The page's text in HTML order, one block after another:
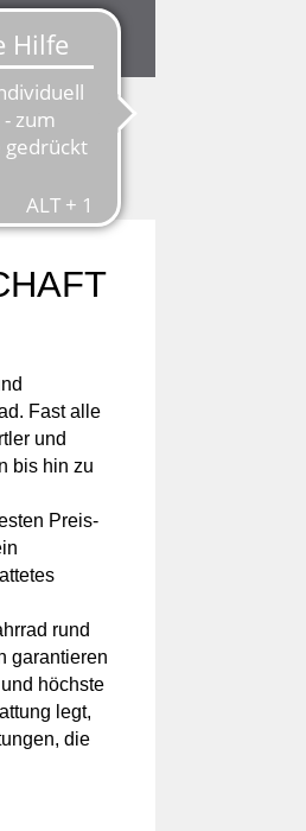
Fast alle
und
bis hin zu
Preis-
rund
garantieren
höchste
legt,
die